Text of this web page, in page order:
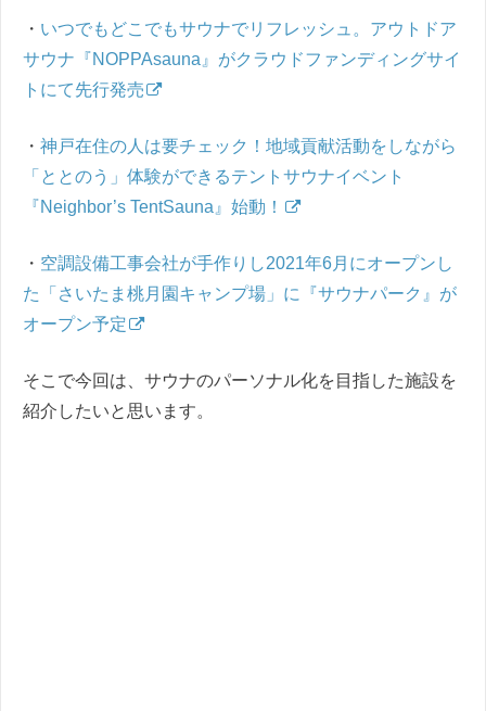
・ いつでもどこでもサウナでリフレッシュ。アウトドア
サウナ『NOPPAsauna』がクラウドファンディングサイ
トにて先行発売
・ 神戸在住の人は要チェック！地域貢献活動をしながら
「ととのう」体験ができるテントサウナイベント
『Neighbor’s TentSauna』始動！
・ 空調設備工事会社が手作りし2021年6月にオープンし
た「さいたま桃月園キャンプ場」に『サウナパーク』が
オープン予定
そこで今回は、サウナのパーソナル化を目指した施設を
紹介したいと思います。